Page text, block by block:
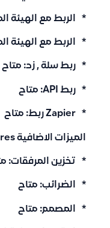
* الربط مع الهيئة
* الربط مع الهيئة
* ربط سلة , زد: متاح
* ربط API: متاح
* Zapier ربط: متاح
الميزات الاضافية Additional Features
* تخزين المرفقات:
* الضرائب: متاح
* المصمم: متاح